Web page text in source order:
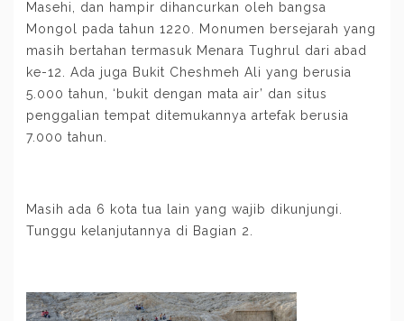
Masehi, dan hampir dihancurkan oleh bangsa
Mongol pada tahun 1220. Monumen bersejarah yang
masih bertahan termasuk Menara Tughrul dari abad
ke-12. Ada juga Bukit Cheshmeh Ali yang berusia
5.000 tahun, ‘bukit dengan mata air’ dan situs
penggalian tempat ditemukannya artefak berusia
7.000 tahun.
Masih ada 6 kota tua lain yang wajib dikunjungi.
Tunggu kelanjutannya di Bagian 2.